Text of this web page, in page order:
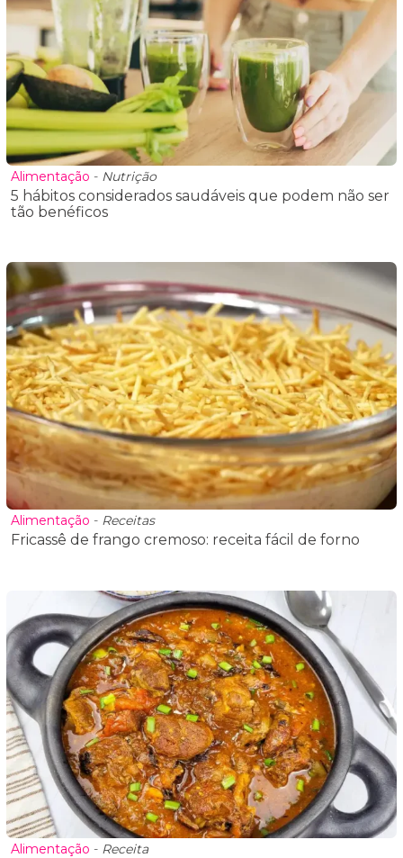
Alimentação - Nutrição
5 hábitos considerados saudáveis que podem não ser
tão benéficos
Alimentação - Receitas
Fricassê de frango cremoso: receita fácil de forno
Alimentação - Receita